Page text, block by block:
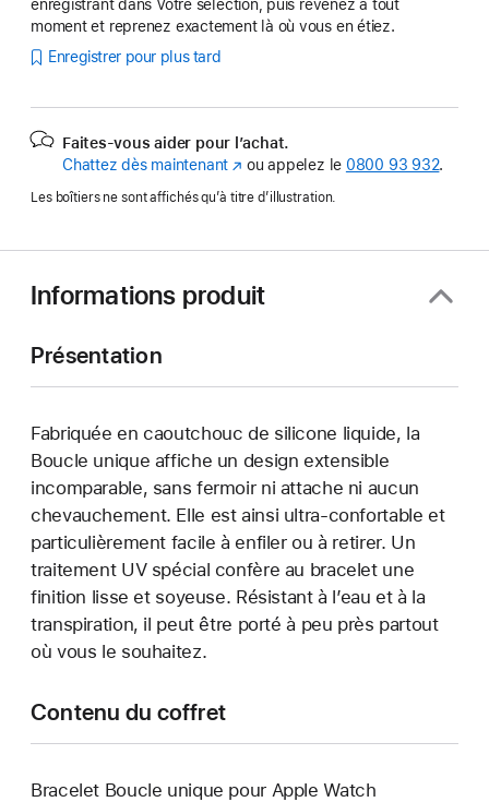
enregistrant dans Votre sélection, puis revenez à tout
moment et reprenez exactement là où vous en étiez.
Enregistrer pour plus tard
Faites-vous aider pour l’achat.
Chattez dès maintenant (s’ouvre
une
fenêtre)
ou appelez le 0800 93 932.
Les boîtiers ne sont affichés qu’à titre d’illustration.
Informations produit
Présentation
Fabriquée en caoutchouc de silicone liquide, la
Boucle unique affiche un design extensible
incomparable, sans fermoir ni attache ni aucun
chevauchement. Elle est ainsi ultra-confortable et
particulièrement facile à enfiler ou à retirer. Un
traitement UV spécial confère au bracelet une
finition lisse et soyeuse. Résistant à l’eau et à la
transpiration, il peut être porté à peu près partout
où vous le souhaitez.
Contenu du coffret
Bracelet Boucle unique pour Apple Watch